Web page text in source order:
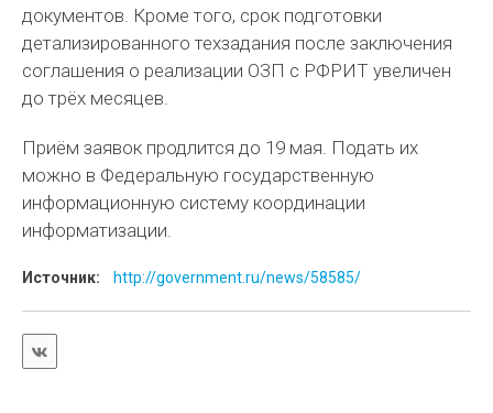
документов. Кроме того, срок подготовки
детализированного техзадания после заключения
соглашения о реализации ОЗП с РФРИТ увеличен
до трёх месяцев.
Приём заявок продлится до 19 мая. Подать их
можно в Федеральную государственную
информационную систему координации
информатизации.
Источник: http://government.ru/news/58585/